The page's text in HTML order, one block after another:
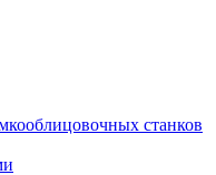
станков